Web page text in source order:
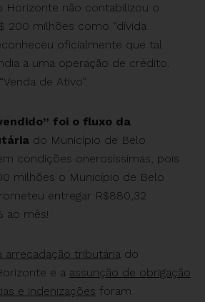
Horizonte não contabilizou o
200 milhões como “dívida
oficialmente que tal
a uma operação de crédito.
de Ativo”.
foi o fluxo da
do Município de Belo
condições onerosíssimas, pois
milhões o Município de Belo
entregar R$880,32
ao mês!
tributária do
e a assunção de obrigação
e indenizações foram